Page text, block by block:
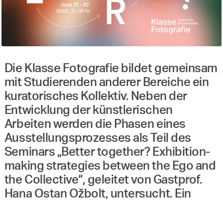
Die Klasse Fotografie bildet gemeinsam
mit Studierenden anderer Bereiche ein
kuratorisches Kollektiv. Neben der
Entwicklung der künstlerischen
Arbeiten werden die Phasen eines
Ausstellungsprozesses als Teil des
Seminars „Better together? Exhibition-
making strategies between the Ego and
the Collective“, geleitet von Gastprof.
Hana Ostan Ožbolt, untersucht. Ein